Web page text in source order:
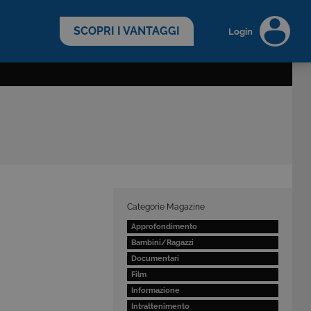
SCOPRI I VANTAGGI Login
Categorie Magazine
Approfondimento
Bambini/Ragazzi
Documentari
Film
Informazione
Intrattenimento